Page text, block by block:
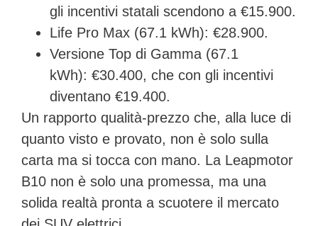
gli incentivi statali scendono a €15.900.
Life Pro Max (67.1 kWh): €28.900.
Versione Top di Gamma (67.1
kWh): €30.400, che con gli incentivi
diventano €19.400.
Un rapporto qualità-prezzo che, alla luce di
quanto visto e provato, non è solo sulla
carta ma si tocca con mano. La Leapmotor
B10 non è solo una promessa, ma una
solida realtà pronta a scuotere il mercato